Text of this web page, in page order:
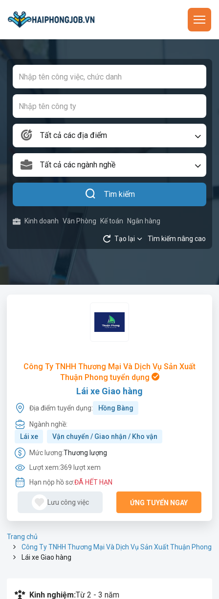
Tất cả các địa điểm
Tất cả các ngành nghề
Tìm kiếm
Kinh doanh Văn Phòng Kế toán Ngân hàng
Tạo lại Tìm kiếm nâng cao
Công Ty TNHH Thương Mại Và Dịch Vụ Sản Xuất
Thuận Phong tuyển dụng
Lái xe Giao hàng
Địa điểm tuyển dụng: Hồng Bàng
Ngành nghề:
Lái xe
Vận chuyển / Giao nhận / Kho vận
Mức lương:Thương lượng
Lượt xem:369 lượt xem
Hạn nộp hồ sơ:ĐÃ HẾT HẠN
Lưu công việc ỨNG TUYỂN NGAY
Trang chủ
Công Ty TNHH Thương Mại Và Dịch Vụ Sản Xuất Thuận Phong
Lái xe Giao hàng
Kinh nghiệm:Từ 2 - 3 năm